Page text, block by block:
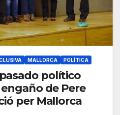
MALLORCA POLÍTICA
político
de Pere
per Mallorca